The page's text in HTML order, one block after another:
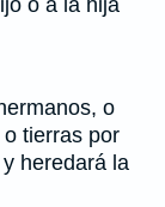
o
tierras por
heredará la